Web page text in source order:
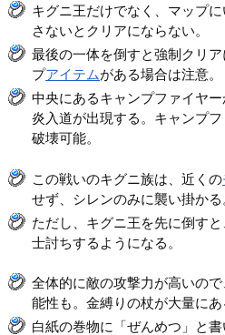
キグニ王だけでなく、マップ
さないとクリアにならない。
最後の一体を倒すと強制クリ
プアイテムがある場合は注意。
中央にあるキャンプファイヤ
炎入道が出現する。キャンプ
破壊可能。
この戦いのキグニ族は、近くの
せず、シレンのみに襲い掛かる
ただし、キグニ王を先に倒す
士討ちするようになる。
全体的に敵の攻撃力が高いの
能性も。金縛りの杖が大量にあ
白紙の巻物に「ぜんめつ」と